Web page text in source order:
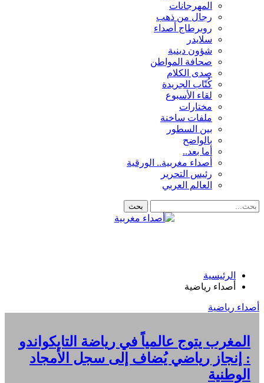
المهرجانات
رجال من ذهب
روبرطاج أصداء
سلايدر
شؤون دينية
صحافة المواطن
صدى الكلام
كُتّاب الجريدة
لقاء الأسبوع
مختارات
ملفات ساخنة
بين السطور
بالواضح
أما بعد..
أصداء مغربية.. الورقية
رئيس التحرير
العالم العربي
الرئيسية
أصداء رياضية
أصداء رياضية
المغرب يتوج عالمياً في رياضة التايكواندو
: إنجاز رياضي يُضاف إلى سجل الأمجاد
الوطنية